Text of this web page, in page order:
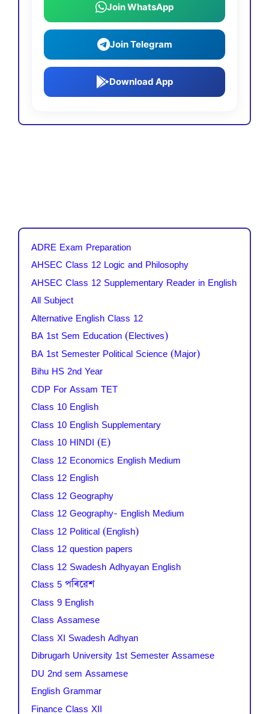
Join WhatsApp
Join Telegram
Download App
ADRE Exam Preparation
AHSEC Class 12 Logic and Philosophy
AHSEC Class 12 Supplementary Reader in English
All Subject
Alternative English Class 12
BA 1st Sem Education (Electives)
BA 1st Semester Political Science (Major)
Bihu HS 2nd Year
CDP For Assam TET
Class 10 English
Class 10 English Supplementary
Class 10 HINDI (E)
Class 12 Economics English Medium
Class 12 English
Class 12 Geography
Class 12 Geography- English Medium
Class 12 Political (English)
Class 12 question papers
Class 12 Swadesh Adhyayan English
Class 5 পৰিৱেশ
Class 9 English
Class Assamese
Class XI Swadesh Adhyan
Dibrugarh University 1st Semester Assamese
DU 2nd sem Assamese
English Grammar
Finance Class XII